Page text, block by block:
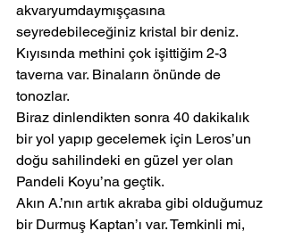
akvaryumdaymışçasına
seyredebileceğiniz kristal bir deniz.
Kıyısında methini çok işittiğim 2-3
taverna var. Binaların önünde de
tonozlar.
Biraz dinlendikten sonra 40 dakikalık
bir yol yapıp gecelemek için Leros’un
doğu sahilindeki en güzel yer olan
Pandeli Koyu’na geçtik.
Akın A.’nın artık akraba gibi olduğumuz
bir Durmuş Kaptan’ı var. Temkinli mi,